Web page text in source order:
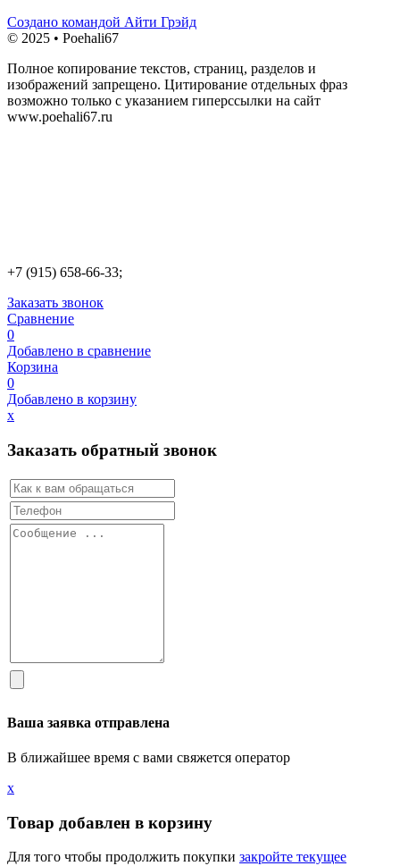
Создано командой Айти Грэйд
© 2025 • Poehali67
Полное копирование текстов, страниц, разделов и
изображений запрещено. Цитирование отдельных фраз
возможно только с указанием гиперссылки на сайт
www.poehali67.ru
+7 (915) 658-66-33;
Заказать звонок
Сравнение
0
Добавлено в сравнение
Корзина
0
Добавлено в корзину
х
Заказать обратный звонок
Ваша заявка отправлена
В ближайшее время с вами свяжется оператор
х
Товар добавлен в корзину
Для того чтобы продолжить покупки закройте текущее